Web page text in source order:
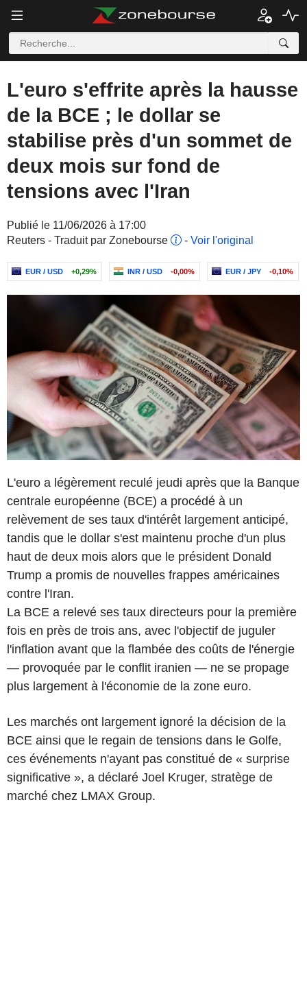
L'euro s'effrite après la hausse
de la BCE ; le dollar se
stabilise près d'un sommet de
deux mois sur fond de
tensions avec l'Iran
Publié le 11/06/2026 à 17:00
Reuters - Traduit par Zonebourse
- Voir l'original
EUR / USD +0,29% INR / USD -0,00% EUR / JPY -0,10%
L'euro a légèrement reculé jeudi après que la Banque
centrale européenne (BCE) a procédé à un
relèvement de ses taux d'intérêt largement anticipé,
tandis que le dollar s'est maintenu proche d'un plus
haut de deux mois alors que le président Donald
Trump a promis de nouvelles frappes américaines
contre l'Iran.
La BCE a relevé ses taux directeurs pour la première
fois en près de trois ans, avec l'objectif de juguler
l'inflation avant que la flambée des coûts de l'énergie
— provoquée par le conflit iranien — ne se propage
plus largement à l'économie de la zone euro.
Les marchés ont largement ignoré la décision de la
BCE ainsi que le regain de tensions dans le Golfe,
ces événements n'ayant pas constitué de « surprise
significative », a déclaré Joel Kruger, stratège de
marché chez LMAX Group.